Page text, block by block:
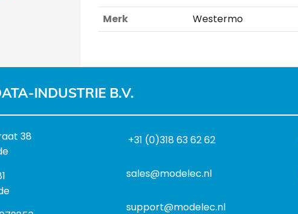
Merk Westermo
INDUSTRIE B.V.
38
+31 (0)318 63 62 62
sales@modelec.nl
support@modelec.nl